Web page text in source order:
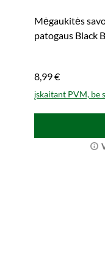
Mėgaukitės
patogaus Black
8,99 €
įskaitant PVM, be